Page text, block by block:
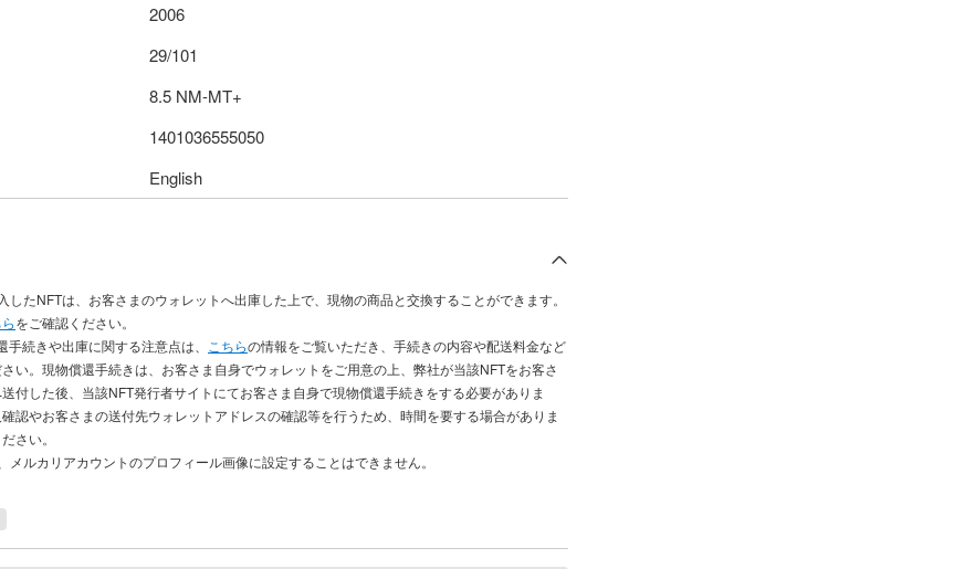
2006
29/101
8.5 NM-MT+
1401036555050
English
したNFTは、お客さまのウォレットへ出庫した上で、現物の商品と交換することができます。
をご確認ください。
手続きや出庫に関する注意点は、
こちらの情報をご覧いただき、手続きの内容や配送料金など
い。現物償還手続きは、お客さま自身でウォレットをご用意の上、弊社が当該NFTをお客さ
付した後、当該NFT発行者サイトにてお客さま自身で現物償還手続きをする必要がありま
認やお客さまの送付先ウォレットアドレスの確認等を行うため、時間を要する場合がありま
さい。
メルカリアカウントのプロフィール画像に設定することはできません。